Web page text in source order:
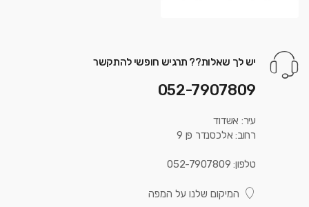
יש לך שאלות?? תרגיש חופשי להתקשר
052-7907809
עיר: אשדוד
רחוב: אלכסנדר פן 9
טלפון: 052-7907809
המיקום שלנו על המפה